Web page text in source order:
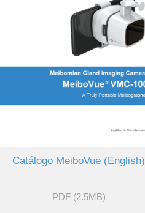
Catálogo MeiboVue (English)
PDF (2.5MB)